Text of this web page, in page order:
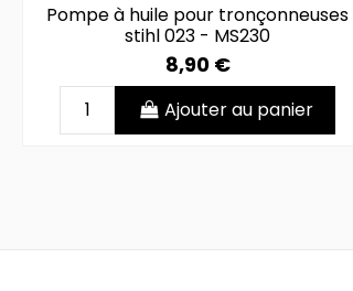
Pompe à huile pour tronçonneuses
stihl 023 - MS230
8,90 €
Ajouter au panier